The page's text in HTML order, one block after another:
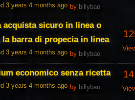
3 years 4 months ago by billybao
acquista sicuro in linea o
la barra di propecia in linea
3 years 4 months ago by billybao
economico senza ricetta
3 years 4 months ago by billybao